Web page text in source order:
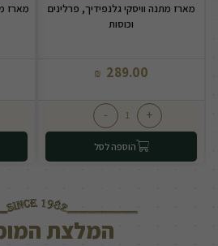
מארז מתנה וויסקי גלנפידיך, פרלינים
וכוסות
289.00
₪
+
-
הוספה לסל
מארז
המלצת